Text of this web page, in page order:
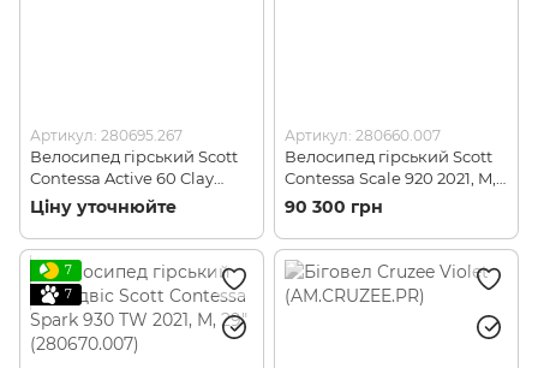
Артикул: 280695.267
Велосипед гірський Scott
Contessa Active 60 Clay
Purple 2021, S (280695.267)
Ціну уточнюйте
Артикул: 280660.007
Велосипед гірський Scott
Contessa Scale 920 2021, M,
29" (280660.007)
90 300 грн
7
7